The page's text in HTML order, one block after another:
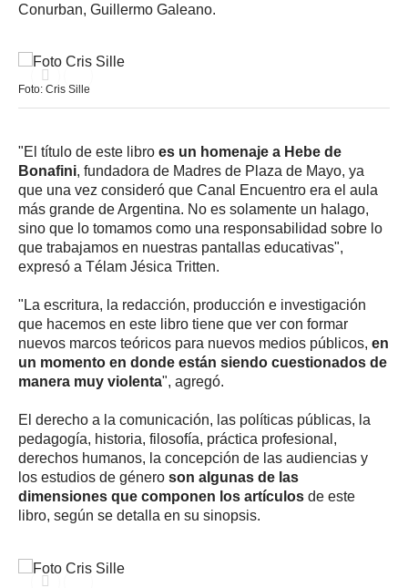
Conurban, Guillermo Galeano.
Foto: Cris Sille
"El título de este libro es un homenaje a Hebe de
Bonafini, fundadora de Madres de Plaza de Mayo, ya
que una vez consideró que Canal Encuentro era el aula
más grande de Argentina. No es solamente un halago,
sino que lo tomamos como una responsabilidad sobre lo
que trabajamos en nuestras pantallas educativas",
expresó a Télam Jésica Tritten.
"La escritura, la redacción, producción e investigación
que hacemos en este libro tiene que ver con formar
nuevos marcos teóricos para nuevos medios públicos, en
un momento en donde están siendo cuestionados de
manera muy violenta", agregó.
El derecho a la comunicación, las políticas públicas, la
pedagogía, historia, filosofía, práctica profesional,
derechos humanos, la concepción de las audiencias y
los estudios de género son algunas de las
dimensiones que componen los artículos de este
libro, según se detalla en su sinopsis.